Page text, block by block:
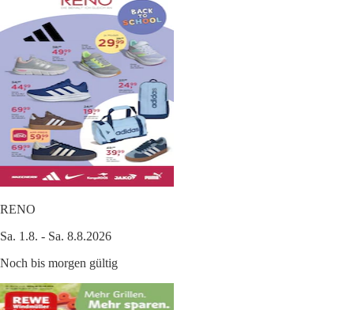
RENO
Sa. 1.8. - Sa. 8.8.2026
Noch bis morgen gültig